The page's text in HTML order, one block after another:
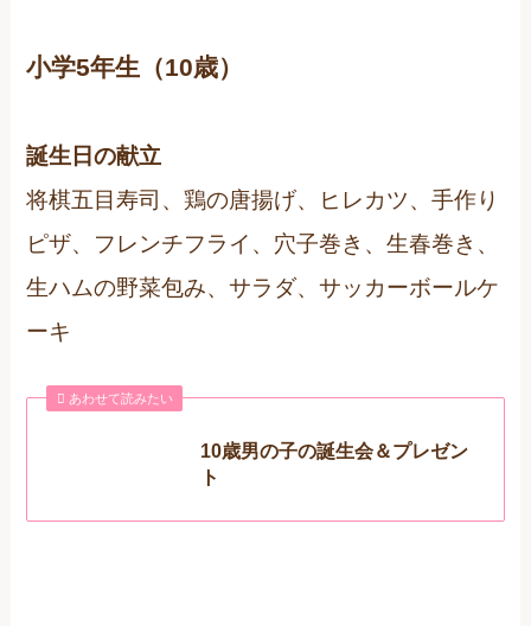
小学5年生（10歳）
誕生日の献立
将棋五目寿司、鶏の唐揚げ、ヒレカツ、手作り
ピザ、フレンチフライ、穴子巻き、生春巻き、
生ハムの野菜包み、サラダ、サッカーボールケ
ーキ
あわせて読みたい
10歳男の子の誕生会＆プレゼン
ト